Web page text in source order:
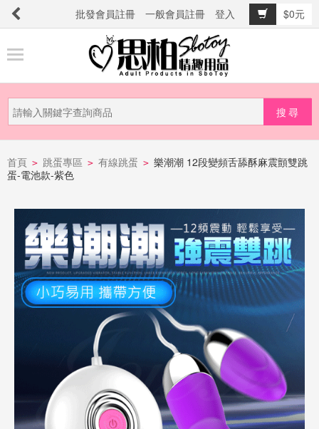
批發會員註冊 一般會員註冊 登入
$0元
品
新
品
上
詐
騙
首頁 > 跳蛋專區 > 有線跳蛋 > 樂潮潮 12段變頻舌舔酥麻震顫雙跳
蛋-電池款-紫色